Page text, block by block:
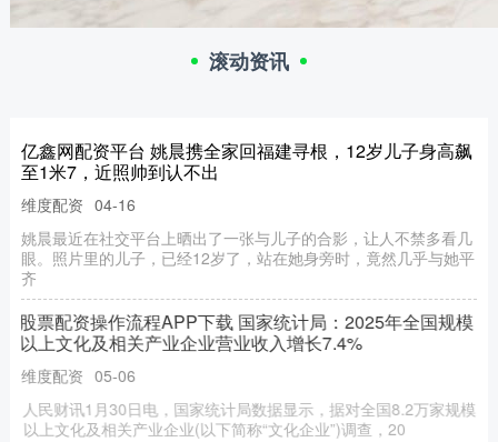
滚动资讯
亿鑫网配资平台 姚晨携全家回福建寻根，12岁儿子身高飙
至1米7，近照帅到认不出
维度配资 04-16
姚晨最近在社交平台上晒出了一张与儿子的合影，让人不禁多看几
眼。照片里的儿子，已经12岁了，站在她身旁时，竟然几乎与她平
齐
股票配资操作流程APP下载 国家统计局：2025年全国规模
以上文化及相关产业企业营业收入增长7.4%
维度配资 05-06
人民财讯1月30日电，国家统计局数据显示，据对全国8.2万家规模
以上文化及相关产业企业(以下简称“文化企业”)调查，20